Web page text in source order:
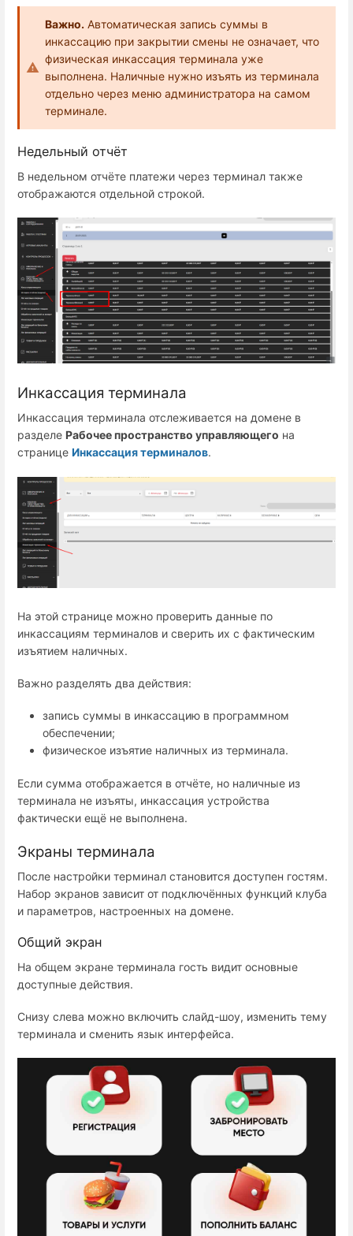
Важно. Автоматическая запись суммы в
инкассацию при закрытии смены не означает, что
физическая инкассация терминала уже
выполнена. Наличные нужно изъять из терминала
отдельно через меню администратора на самом
терминале.
Недельный отчёт
В недельном отчёте платежи через терминал также
отображаются отдельной строкой.
Инкассация терминала
Инкассация терминала отслеживается на домене в
разделе Рабочее пространство управляющего на
странице Инкассация терминалов.
На этой странице можно проверить данные по
инкассациям терминалов и сверить их с фактическим
изъятием наличных.
Важно разделять два действия:
запись суммы в инкассацию в программном
обеспечении;
физическое изъятие наличных из терминала.
Если сумма отображается в отчёте, но наличные из
терминала не изъяты, инкассация устройства
фактически ещё не выполнена.
Экраны терминала
После настройки терминал становится доступен гостям.
Набор экранов зависит от подключённых функций клуба
и параметров, настроенных на домене.
Общий экран
На общем экране терминала гость видит основные
доступные действия.
Снизу слева можно включить слайд-шоу, изменить тему
терминала и сменить язык интерфейса.